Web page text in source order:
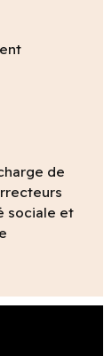
de
sociale et